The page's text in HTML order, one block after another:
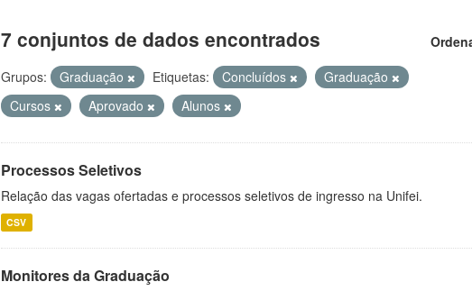
7 conjuntos de dados encontrados
Grupos: Graduação Etiquetas: Concluídos
Graduação
Cursos
Aprovado Alunos
Processos Seletivos
Relação das vagas ofertadas e processos seletivos de ingresso na Unifei.
CSV
Monitores da Graduação